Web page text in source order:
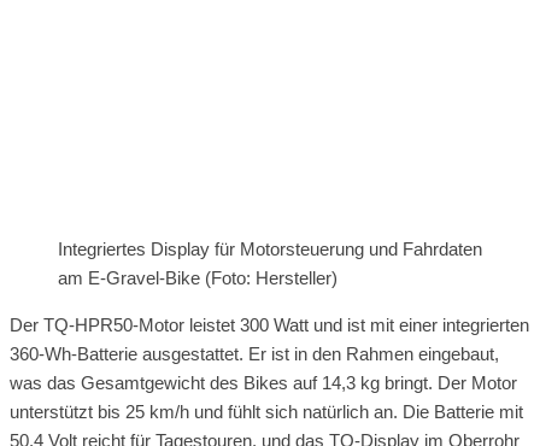
Integriertes Display für Motorsteuerung und Fahrdaten
am E-Gravel-Bike (Foto: Hersteller)
Der TQ-HPR50-Motor leistet 300 Watt und ist mit einer integrierten
360-Wh-Batterie ausgestattet. Er ist in den Rahmen eingebaut,
was das Gesamtgewicht des Bikes auf 14,3 kg bringt. Der Motor
unterstützt bis 25 km/h und fühlt sich natürlich an. Die Batterie mit
50,4 Volt reicht für Tagestouren, und das TQ-Display im Oberrohr